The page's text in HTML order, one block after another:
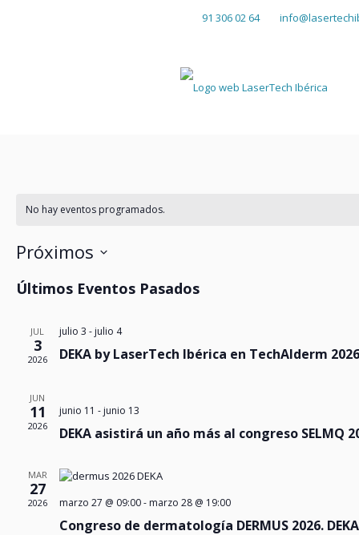
91 306 02 64
No hay eventos programados.
Próximos
la
Últimos Eventos Pasados
JUL
3
2026
julio 3 - julio 4
DEKA by LaserTech Ibérica en TechAIderm 2026
JUN
11
2026
junio 11 - junio 13
DEKA asistirá un año más al congreso SELMQ
MAR
27
2026 marzo 27 @ 09:00- marzo 28 @ 19:00
Congreso de dermatología DERMUS 2026.